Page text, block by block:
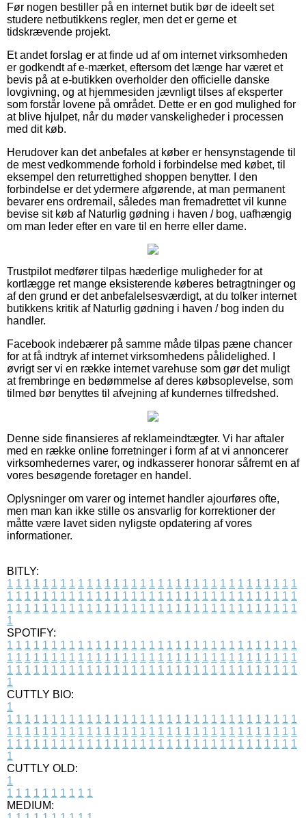
Før nogen bestiller på en internet butik bør de ideelt set
studere netbutikkens regler, men det er gerne et
tidskrævende projekt.
Et andet forslag er at finde ud af om internet virksomheden
er godkendt af e-mærket, eftersom det længe har været et
bevis på at e-butikken overholder den officielle danske
lovgivning, og at hjemmesiden jævnligt tilses af eksperter
som forstår lovene på området. Dette er en god mulighed for
at blive hjulpet, når du møder vanskeligheder i processen
med dit køb.
Herudover kan det anbefales at køber er hensynstagende til
de mest vedkommende forhold i forbindelse med købet, til
eksempel den returrettighed shoppen benytter. I den
forbindelse er det ydermere afgørende, at man permanent
bevarer ens ordremail, således man fremadrettet vil kunne
bevise sit køb af Naturlig gødning i haven / bog, uafhængig
om man leder efter en vare til en herre eller dame.
Trustpilot medfører tilpas hæderlige muligheder for at
kortlægge ret mange eksisterende køberes betragtninger og
af den grund er det anbefalelsesværdigt, at du tolker internet
butikkens kritik af Naturlig gødning i haven / bog inden du
handler.
Facebook indebærer på samme måde tilpas pæne chancer
for at få indtryk af internet virksomhedens pålidelighed. I
øvrigt ser vi en række internet varehuse som gør det muligt
at frembringe en bedømmelse af deres købsoplevelse, som
tilmed bør benyttes til afvejning af kundernes tilfredshed.
Denne side finansieres af reklameindtægter. Vi har aftaler
med en række online forretninger i form af at vi annoncerer
virksomhedernes varer, og indkasserer honorar såfremt en af
vores besøgende foretager en handel.
Oplysninger om varer og internet handler ajourføres ofte,
men man kan ikke stille os ansvarlig for korrektioner der
måtte være lavet siden nyligste opdatering af vores
informationer.
BITLY:
1 1 1 1 1 1 1 1 1 1 1 1 1 1 1 1 1 1 1 1 1 1 1 1 1 1 1 1 1 1 1 1 1
1 1 1 1 1 1 1 1 1 1 1 1 1 1 1 1 1 1 1 1 1 1 1 1 1 1 1 1 1 1 1 1 1
1 1 1 1 1 1 1 1 1 1 1 1 1 1 1 1 1 1 1 1 1 1 1 1 1 1 1 1 1 1 1 1 1
1
SPOTIFY:
1 1 1 1 1 1 1 1 1 1 1 1 1 1 1 1 1 1 1 1 1 1 1 1 1 1 1 1 1 1 1 1 1
1 1 1 1 1 1 1 1 1 1 1 1 1 1 1 1 1 1 1 1 1 1 1 1 1 1 1 1 1 1 1 1 1
1 1 1 1 1 1 1 1 1 1 1 1 1 1 1 1 1 1 1 1 1 1 1 1 1 1 1 1 1 1 1 1 1
1
CUTTLY BIO:
1
1 1 1 1 1 1 1 1 1 1 1 1 1 1 1 1 1 1 1 1 1 1 1 1 1 1 1 1 1 1 1 1 1
1 1 1 1 1 1 1 1 1 1 1 1 1 1 1 1 1 1 1 1 1 1 1 1 1 1 1 1 1 1 1 1 1
1 1 1 1 1 1 1 1 1 1 1 1 1 1 1 1 1 1 1 1 1 1 1 1 1 1 1 1 1 1 1 1 1
1
CUTTLY OLD:
1
1 1 1 1 1 1 1 1 1 1
MEDIUM: